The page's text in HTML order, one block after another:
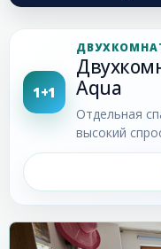
строительных
технологий,
проживание в любое
комплекса
уютная атмосфера
для отдыха, так и
моря.
В комплексе
функциональными
комнатами и
1+1
Aqua
Отдельная
высокий
Святой